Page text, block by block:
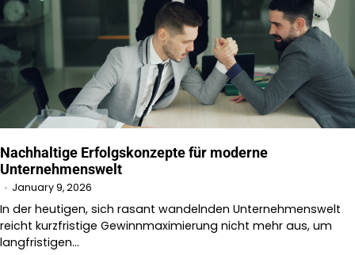
Nachhaltige Erfolgskonzepte für moderne
Unternehmenswelt
January 9, 2026
In der heutigen, sich rasant wandelnden Unternehmenswelt
reicht kurzfristige Gewinnmaximierung nicht mehr aus, um
langfristigen…